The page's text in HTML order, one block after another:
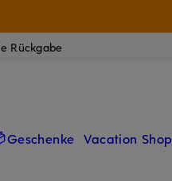
Rückgabe
Geschenke Vacation Shop